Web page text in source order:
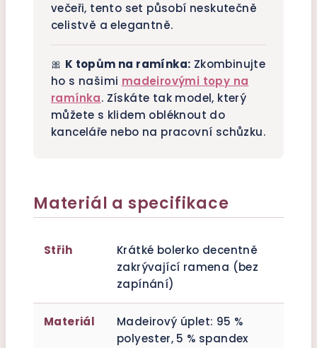
večeři, tento set působí neskutečně
celistvě a elegantně.
🎀 K topům na ramínka: Zkombinujte
ho s našimi madeirovými topy na
ramínka. Získáte tak model, který
můžete s klidem obléknout do
kanceláře nebo na pracovní schůzku.
Materiál a specifikace
Střih
Krátké bolerko decentně
zakrývající ramena (bez
zapínání)
Materiál
Madeirový úplet: 95 %
polyester, 5 % spandex